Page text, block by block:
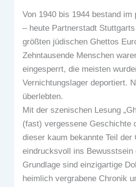
Von 1940 bis 1944 bestand im
– heute Partnerstadt
größten jüdischen Ghettos
Zehntausende Menschen
eingesperrt, die meisten
Vernichtungslager deportiert.
überlebten.
Mit der szenischen Lesung
(fast) vergessene Geschichte
dieser kaum bekannte Teil der
eindrucksvoll ins Bewusstsein
Grundlage sind einzigartige
heimlich vergrabene Chronik